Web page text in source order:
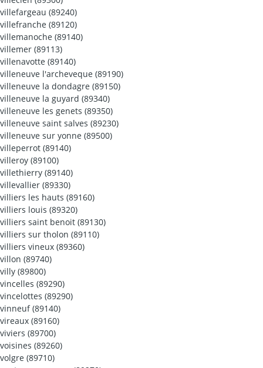
villefargeau (89240)
villefranche (89120)
villemanoche (89140)
villemer (89113)
villenavotte (89140)
villeneuve l'archeveque (89190)
villeneuve la dondagre (89150)
villeneuve la guyard (89340)
villeneuve les genets (89350)
villeneuve saint salves (89230)
villeneuve sur yonne (89500)
villeperrot (89140)
villeroy (89100)
villethierry (89140)
villevallier (89330)
villiers les hauts (89160)
villiers louis (89320)
villiers saint benoit (89130)
villiers sur tholon (89110)
villiers vineux (89360)
villon (89740)
villy (89800)
vincelles (89290)
vincelottes (89290)
vinneuf (89140)
vireaux (89160)
viviers (89700)
voisines (89260)
volgre (89710)